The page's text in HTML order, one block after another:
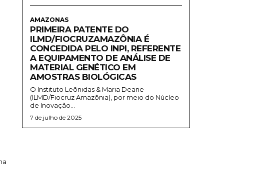
AMAZONAS
PRIMEIRA PATENTE DO
ILMD/FIOCRUZAMAZÔNIA É
CONCEDIDA PELO INPI, REFERENTE
A EQUIPAMENTO DE ANÁLISE DE
MATERIAL GENÉTICO EM
AMOSTRAS BIOLÓGICAS
O Instituto Leônidas & Maria Deane
(ILMD/Fiocruz Amazônia), por meio do Núcleo
de Inovação...
7 de julho de 2025